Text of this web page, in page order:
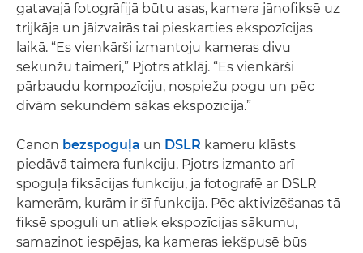
gatavajā fotogrāfijā būtu asas, kamera jānofiksē uz
trijkāja un jāizvairās tai pieskarties ekspozīcijas
laikā. “Es vienkārši izmantoju kameras divu
sekunžu taimeri,” Pjotrs atklāj. “Es vienkārši
pārbaudu kompozīciju, nospiežu pogu un pēc
divām sekundēm sākas ekspozīcija.”
Canon bezspoguļa un DSLR kameru klāsts
piedāvā taimera funkciju. Pjotrs izmanto arī
spoguļa fiksācijas funkciju, ja fotografē ar DSLR
kamerām, kurām ir šī funkcija. Pēc aktivizēšanas tā
fiksē spoguli un atliek ekspozīcijas sākumu,
samazinot iespējas, ka kameras iekšpusē būs